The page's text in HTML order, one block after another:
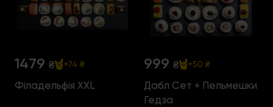
1479 ₴ +74 ₴
Філадельфія ХХL
999 ₴ +50 ₴
Дабл Сет + Пельмешки
Гедза